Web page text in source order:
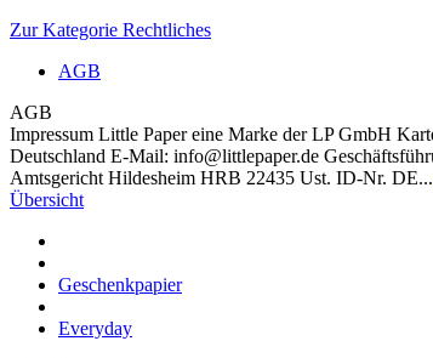
Zur Kategorie Rechtliches
AGB
AGB
Impressum Little Paper eine Marke der LP GmbH
Deutschland E-Mail: info@littlepaper.de
Amtsgericht Hildesheim HRB 22435 Ust. ID-Nr. DE...
Übersicht
Geschenkpapier
Everyday